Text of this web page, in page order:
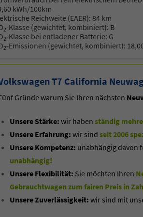
kWh/100km
Reichweite (EAER): 84 km
2-Klasse (gewichtet, kombiniert): B
2-Klasse bei entladener Batterie: G
2-Emissionen (gewichtet, kombiniert):
T7 California
Gründe warum Sie Ihren nächsten
Unsere Stärke: wir habenständig
Unsere Erfahrung: wir sindseit 2006
Unsere Kompetenz: unabhängig davon
unabhängig!
Unsere Flexibilität: Sie möchten Ihren
Gebrauchtwagen zum fairen Preis in
Unsere Zuverlässigkeit: wir sind mit
Mail